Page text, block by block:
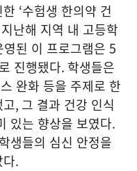
‘수험생 한의약 건
지난해 지역 내 고등학
된 이 프로그램은 5
진행됐다. 학생들은
완화 등을 주제로 한
, 그 결과 건강 인식
있는 향상을 보였다.
생들의 심신 안정을
.